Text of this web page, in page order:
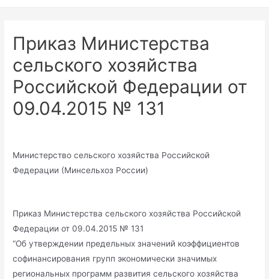
Приказ Министерства
сельского хозяйства
Российской Федерации от
09.04.2015 № 131
Министерство сельского хозяйства Российской
Федерации (Минсельхоз России)
Приказ Министерства сельского хозяйства Российской
Федерации от 09.04.2015 № 131
“Об утверждении предельных значений коэффициентов
софинансирования групп экономически значимых
региональных программ развития сельского хозяйства